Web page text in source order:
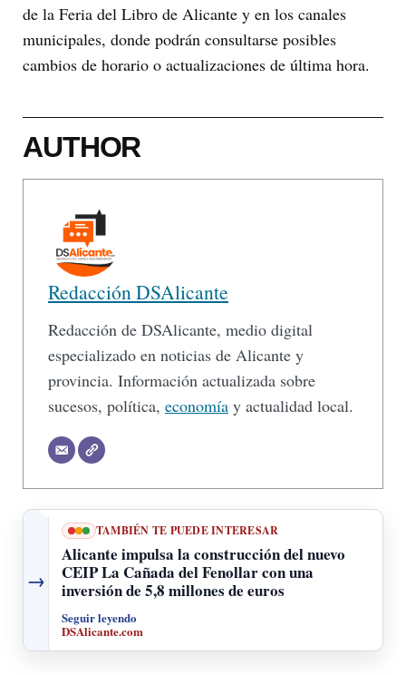
de la Feria del Libro de Alicante y en los canales
municipales, donde podrán consultarse posibles
cambios de horario o actualizaciones de última hora.
AUTHOR
Redacción DSAlicante
Redacción de DSAlicante, medio digital
especializado en noticias de Alicante y
provincia. Información actualizada sobre
sucesos, política, economía y actualidad local.
→
TAMBIÉN TE PUEDE INTERESAR
Alicante impulsa la construcción del nuevo
CEIP La Cañada del Fenollar con una
inversión de 5,8 millones de euros
Seguir leyendo
DSAlicante.com